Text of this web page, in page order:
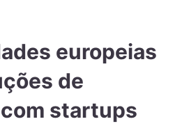
europeias
de
startups